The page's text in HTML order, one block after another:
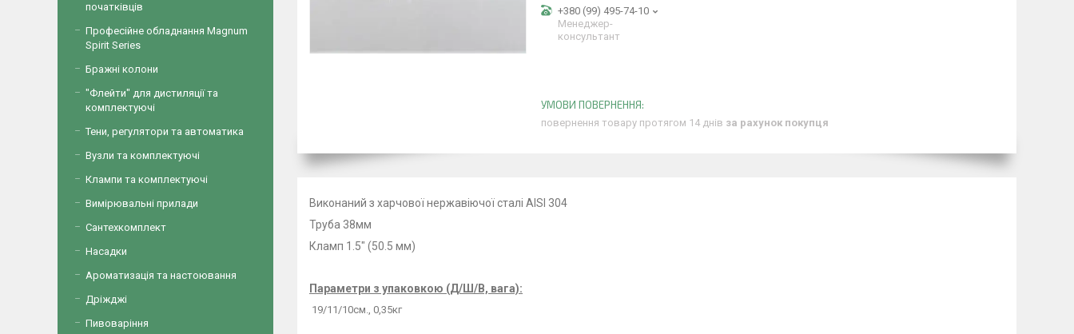
+380 (99) 495-74-10
Менеджер-
консультант
повернення товару протягом 14 днів за рахунок покупця
Виконаний з харчової нержавіючої сталі AISI 304
Труба 38мм
Кламп 1.5" (50.5 мм)
Параметри з упаковкою (Д/Ш/В, вага):
19/11/10см., 0,35кг
початківців
Професійне обладнання Magnum
Spirit Series
Бражні колони
"Флейти" для дистиляції та
комплектуючі
Тени, регулятори та автоматика
Вузли та комплектуючі
Клампи та комплектуючі
Вимірювальні прилади
Сантехкомплект
Насадки
Ароматизація та настоювання
Дріжджі
Пивоваріння